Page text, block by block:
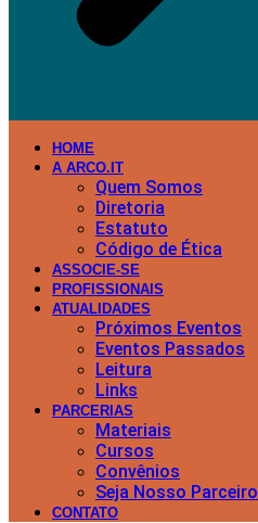
HOME
A ARCO.IT
Quem Somos
Diretoria
Estatuto
Código de Ética
ASSOCIE-SE
PROFISSIONAIS
ATUALIDADES
Próximos Eventos
Eventos Passados
Leitura
Links
PARCERIAS
Materiais
Cursos
Convênios
Seja Nosso Parceiro
CONTATO